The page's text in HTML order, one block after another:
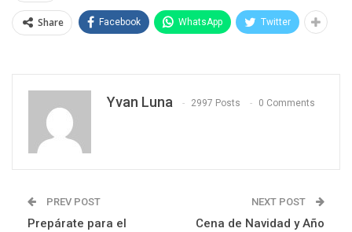
Share Facebook WhatsApp Twitter
Yvan Luna 2997 Posts 0 Comments
PREV POST
Prepárate para el
NEXT POST
Cena de Navidad y Año